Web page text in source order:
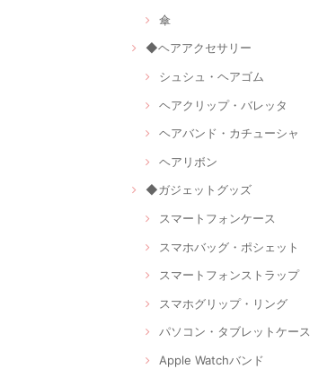
傘
◆ヘアアクセサリー
シュシュ・ヘアゴム
ヘアクリップ・バレッタ
ヘアバンド・カチューシャ
ヘアリボン
◆ガジェットグッズ
スマートフォンケース
スマホバッグ・ポシェット
スマートフォンストラップ
スマホグリップ・リング
パソコン・タブレットケース
Apple Watchバンド